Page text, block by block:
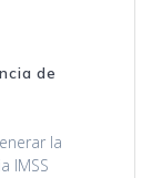
de
la
IMSS